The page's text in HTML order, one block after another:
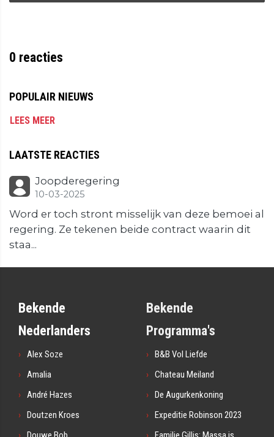
0 reacties
POPULAIR NIEUWS
LEES MEER
LAATSTE REACTIES
Joopderegering
10-03-2025
Word er toch stront misselijk van deze bemoei al
regering. Ze tekenen beide contract waarin dit
staa...
Bekende
Nederlanders
Alex Soze
Amalia
André Hazes
Doutzen Kroes
Bekende
Programma's
B&B Vol Liefde
Chateau Meiland
De Augurkenkoning
Expeditie Robinson 2023